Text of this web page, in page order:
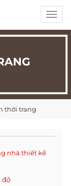
thời trang
nhà thiết kế
đồ